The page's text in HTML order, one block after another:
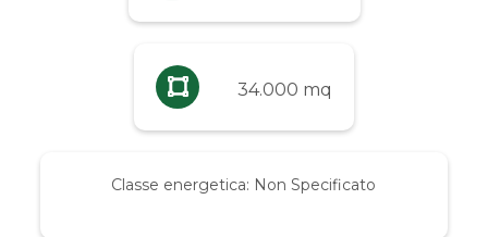
34.000 mq
Classe energetica: Non Specificato
Fino a € 5.000
Da € 5.000 a € 10.000